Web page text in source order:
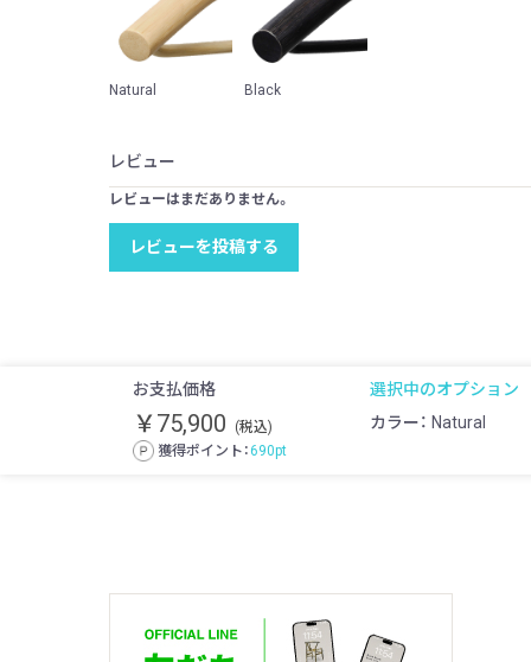
Natural Black
レビュー
レビューはまだありません。
レビューを投稿する
お支払価格
￥75,900
(税込)
獲得ポイント：690pt
選択中のオプション
カラー： Natural